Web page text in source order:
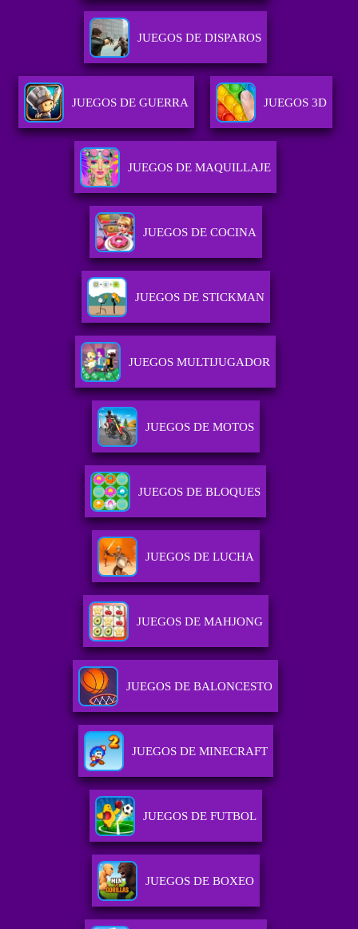
JUEGOS DE DISPAROS
JUEGOS DE GUERRA JUEGOS 3D
JUEGOS DE MAQUILLAJE
JUEGOS DE COCINA
JUEGOS DE STICKMAN
JUEGOS MULTIJUGADOR
JUEGOS DE MOTOS
JUEGOS DE BLOQUES
JUEGOS DE LUCHA
JUEGOS DE MAHJONG
JUEGOS DE BALONCESTO
JUEGOS DE MINECRAFT
JUEGOS DE FUTBOL
JUEGOS DE BOXEO